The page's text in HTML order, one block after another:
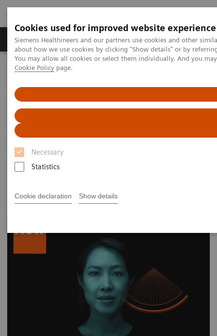
Cookies used for improved website experience
Siemens Healthineers and our partners use cookies and other
about how we use cookies by clicking "Show details" or by
You may allow all cookies or select them individually. And you
Cookie Policy page.
Necessary
Statistics
Cookie declaration Show details
Zobrazovací technika Laboratorní diagnostika
Home Zobrazovací technika
CT technologie a inovace
Objevte jedinečné CT technologie
zaručující vyšší účinnost, výjimečnou
kvalitu zobrazení a konzistentní výsledky.